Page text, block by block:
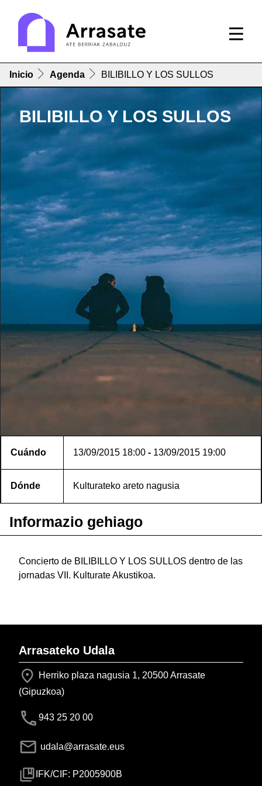
Inicio Agenda BILIBILLO Y LOS SULLOS
BILIBILLO Y LOS SULLOS
Cuándo 13/09/2015 18:00 - 13/09/2015 19:00
Dónde Kulturateko areto nagusia
Informazio gehiago
Concierto de BILIBILLO Y LOS SULLOS dentro de las
jornadas VII. Kulturate Akustikoa.
Arrasateko Udala
Herriko plaza nagusia 1, 20500 Arrasate
(Gipuzkoa)
943 25 20 00
udala@arrasate.eus
IFK/CIF: P2005900B